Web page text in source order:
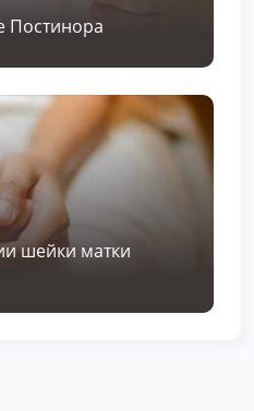
Постинора
шейки матки